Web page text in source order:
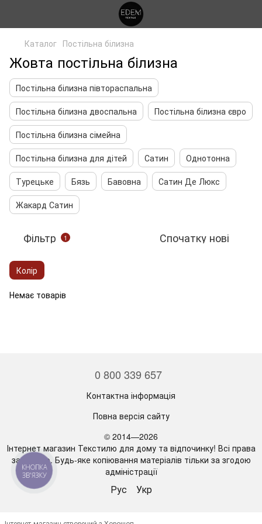
Каталог Постільна білизна
Жовта постільна білизна
Постільна білизна півтораспальна
Постільна білизна двоспальна
Постільна білизна євро
Постільна білизна сімейна
Постільна білизна для дітей
Сатин
Однотонна
Турецьке
Бязь Бавовна
Сатин Де Люкс
Жакард Сатин
Фільтр 1 Спочатку нові
Колір
Немає товарів
0 800 339 657
Контактна інформація
Повна версія сайту
© 2014—2026
Інтернет магазин Текстилю для дому та відпочинку! Всі права
захищено. Будь-яке копіювання матеріалів тільки за згодою
адміністрації
Рус Укр
КНОПКА
ЗВ'ЯЗКУ